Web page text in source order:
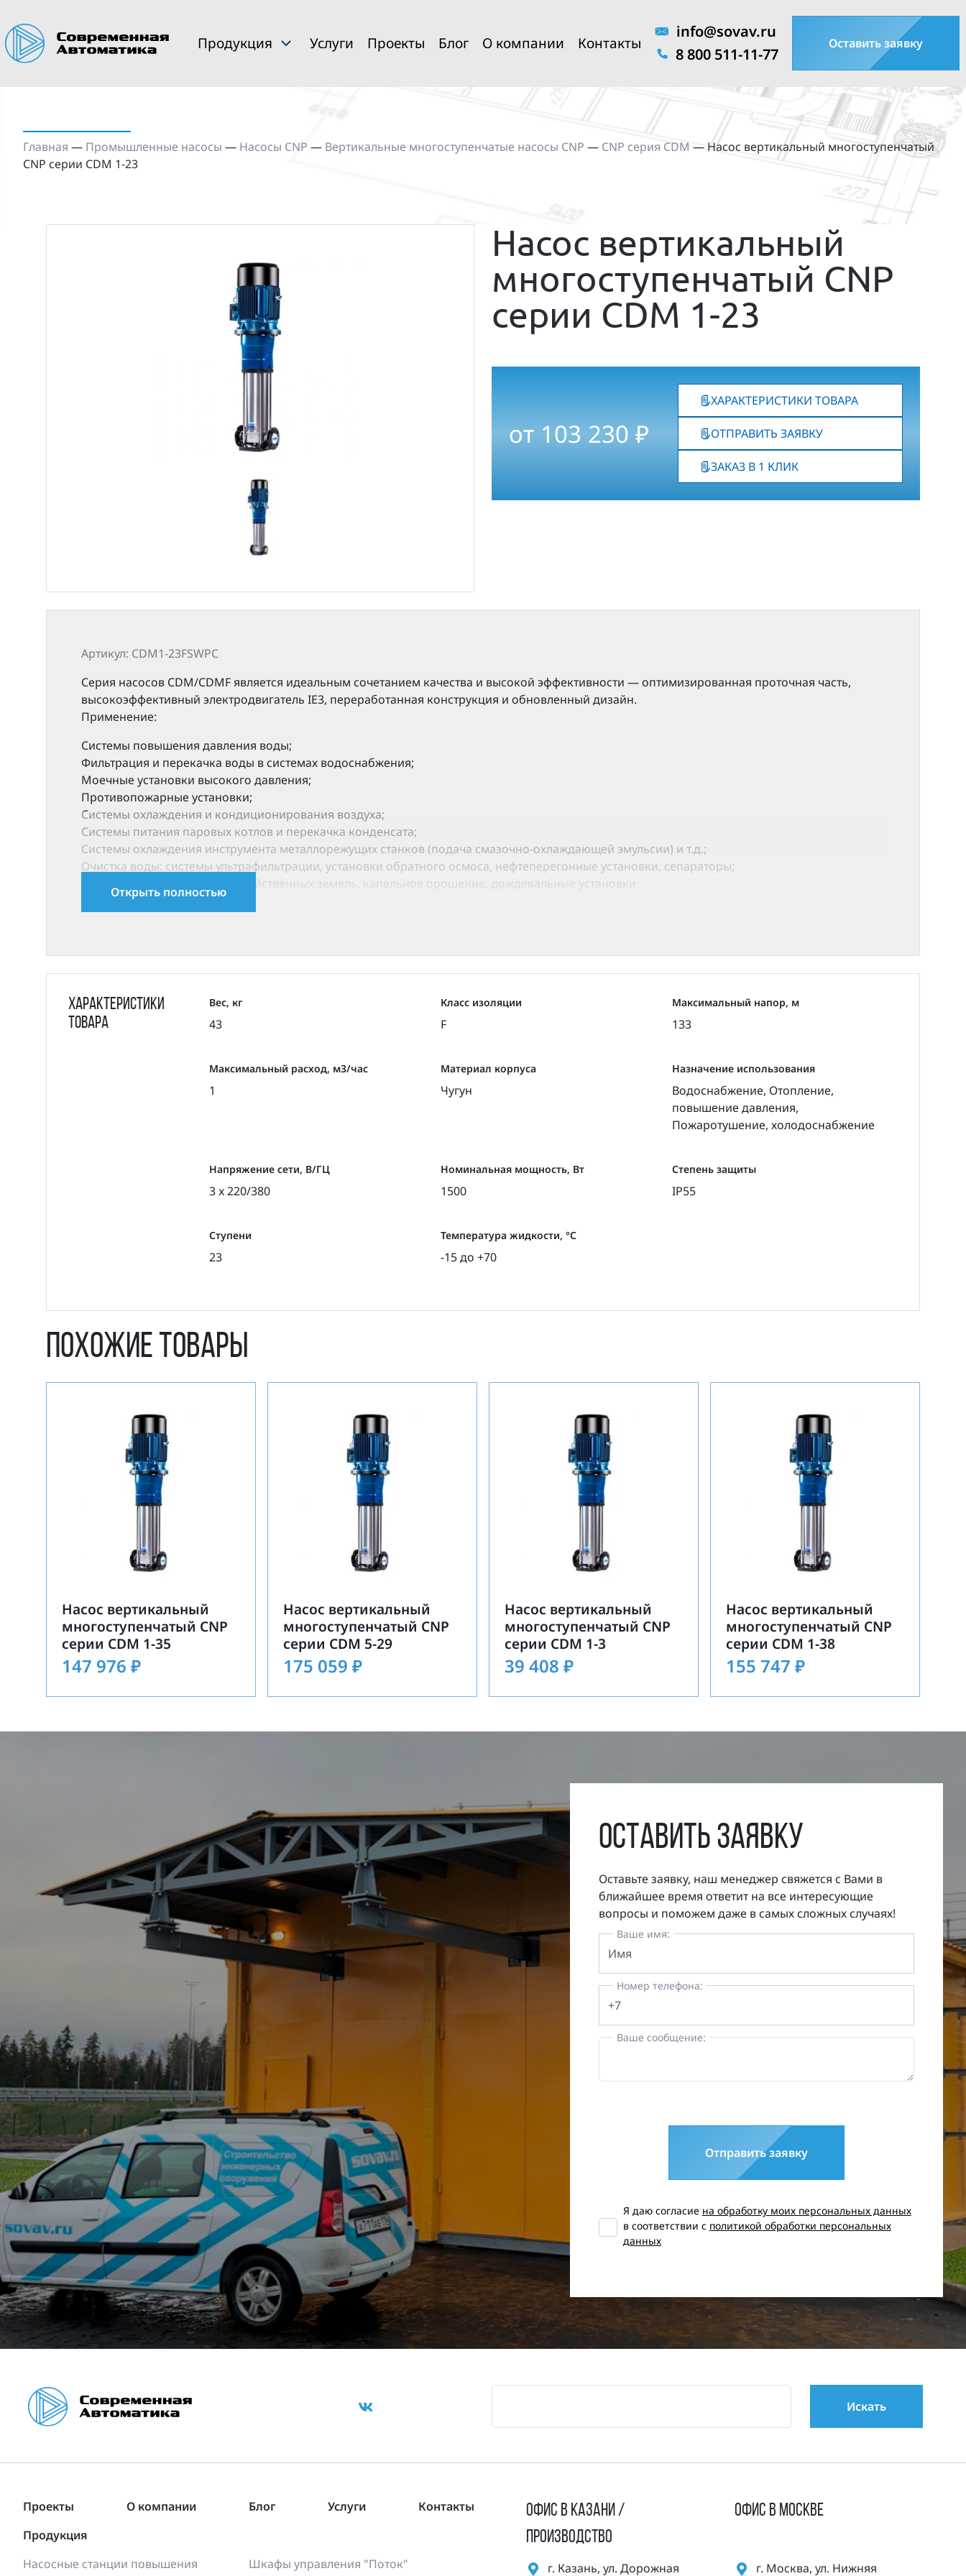
Продукция Услуги Проекты Блог О компании Контакты
info@sovav.ru
8 800 511-11-77
Оставить заявку
Главная — Промышленные насосы — Насосы CNP — Вертикальные многоступенчатые насосы CNP — CNP серия CDM — Насос вертикальный многоступенчатый
CNP серии CDM 1-23
Насос вертикальный
многоступенчатый CNP
серии CDM 1-23
от 103 230 ₽
ХАРАКТЕРИСТИКИ ТОВАРА
ОТПРАВИТЬ ЗАЯВКУ
ЗАКАЗ В 1 КЛИК
Артикул: CDM1-23FSWPC
Серия насосов CDM/CDMF является идеальным сочетанием качества и высокой эффективности — оптимизированная проточная часть,
высокоэффективный электродвигатель IE3, переработанная конструкция и обновленный дизайн.
Применение:
Системы повышения давления воды;
Фильтрация и перекачка воды в системах водоснабжения;
Моечные установки высокого давления;
Противопожарные установки;
Cистемы охлаждения и кондиционирования воздуха;
Системы питания паровых котлов и перекачка конденсата;
Системы охлаждения инструмента металлорежущих станков (подача смазочно-охлаждающей эмульсии) и т.д.;
Очистка воды: системы ультрафильтрации, установки обратного осмоса, нефтеперегонные установки, сепараторы;
Орошение: полив сельскохозяйственных земель, капельное орошение, дождевальные установки.
Открыть полностью
Характеристики
товара
Вес, кг
43
Класс изоляции
F
Максимальный напор, м
133
Максимальный расход, м3/час
1
Материал корпуса
Чугун
Назначение использования
Водоснабжение, Отопление,
повышение давления,
Пожаротушение, холодоснабжение
Напряжение сети, В/ГЦ
3 x 220/380
Номинальная мощность, Вт
1500
Степень защиты
IP55
Ступени
23
Температура жидкости, °С
-15 до +70
Похожие товары
Насос вертикальный
многоступенчатый CNP
серии CDM 1-35
147 976 ₽
Насос вертикальный
многоступенчатый CNP
серии CDM 5-29
175 059 ₽
Насос вертикальный
многоступенчатый CNP
серии CDM 1-3
39 408 ₽
Насос вертикальный
многоступенчатый CNP
серии CDM 1-38
155 747 ₽
оставить заявку
Оставьте заявку, наш менеджер свяжется с Вами в
ближайшее время ответит на все интересующие
вопросы и поможем даже в самых сложных случаях!
Ваше имя:
Номер телефона:
Ваше сообщение:
Отправить заявку
Я даю согласие на обработку моих персональных данных
в соответствии с политикой обработки персональных
данных
Проекты О компании Блог Услуги
Контакты
Продукция
Насосные станции повышения
Шкафы управления "Поток"
ОФИС В КАЗАНИ /
ПРОИЗВОДСТВО
г. Казань, ул. Дорожная
ОФИС В МОСКВЕ
г. Москва, ул. Нижняя